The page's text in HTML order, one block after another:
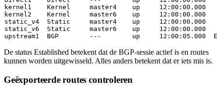
kernel1    Kernel     master4    up 12 : 00 : 00.000
kernel2    Kernel     master6    up 12 : 00 : 00.000
static_v4 Static
     master4    up
12 : 00 : 00.000
static_v6 Static
     master6    up
12 : 00 : 00.000
upstream1  BGP
---        up     12:00:05.000
De status Established betekent dat de BGP-sessie actief is en routes
kunnen worden uitgewisseld. Alles anders betekent dat er iets mis is.
Geëxporteerde routes controleren